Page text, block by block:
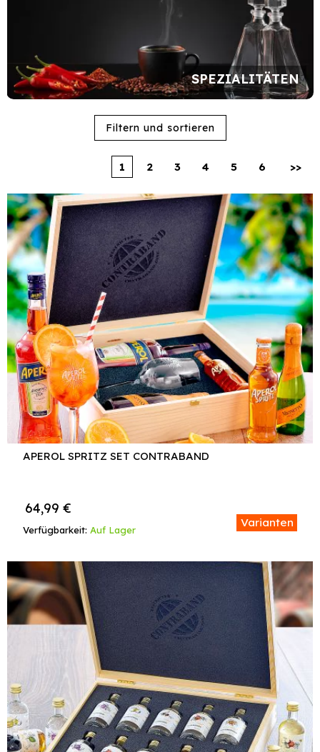
SPEZIALITÄTEN
1 2 3 4 5 6 >>
APEROL SPRITZ SET CONTRABAND
Verfügbarkeit: Auf Lager
Varianten
64,99 €